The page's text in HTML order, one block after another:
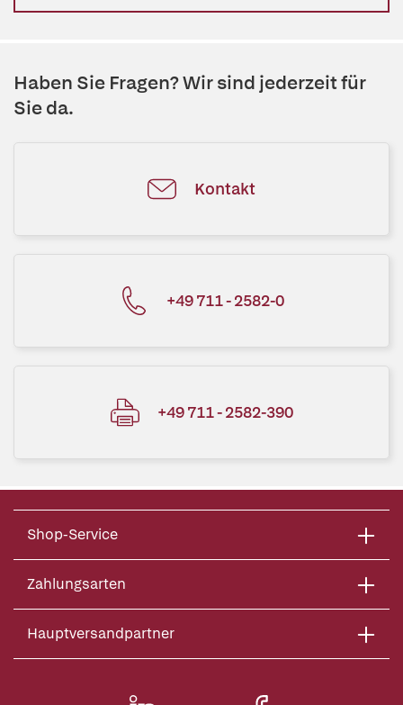
Haben Sie Fragen? Wir sind jederzeit für
Sie da.
Kontakt
+49 711 - 2582-0
+49 711 - 2582-390
Shop-Service
Zahlungsarten
Hauptversandpartner